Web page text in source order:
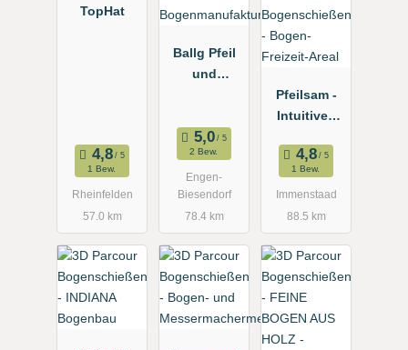
TopHat
1 Bew.
Rheinfelden
57.0 km
Ballg Pfeil
und
2 Bew.
Engen-
Biesendorf
78.4 km
Pfeilsam -
Intuitives
ßen -
Bogen-
Freizeit-
Areal
1 Bew.
Immenstaad
88.5 km